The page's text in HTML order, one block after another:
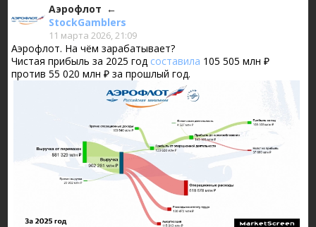
Аэрофлот
StockGamblers
11 марта 2026, 21:09
Аэрофлот. На чём зарабатывает?
Чистая прибыль за 2025 год составила 105 505 млн ₽
против 55 020 млн ₽ за прошлый год.